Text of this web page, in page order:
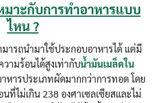
าะกับการทำอาหารแบบ
ไหน ?
ารถนำมาใช้ประกอบอาหารได้ แต่มี
ามร้อนได้สูงเท่ากับน้ำมันเมล็ดใน
หารประเภทผัดมากกว่าการทอด โดย
ที่ไม่เกิน 238 องศาเซลเซียสและไม่